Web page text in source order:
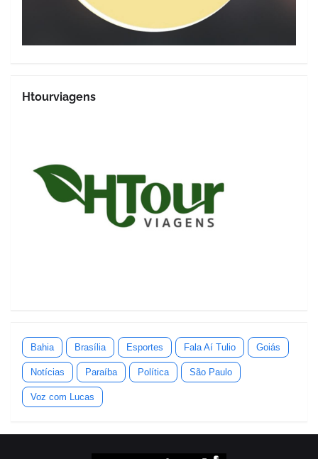
Htourviagens
Bahia Brasília Esportes Fala Aí Tulio Goiás
Notícias Paraíba Política São Paulo
Voz com Lucas